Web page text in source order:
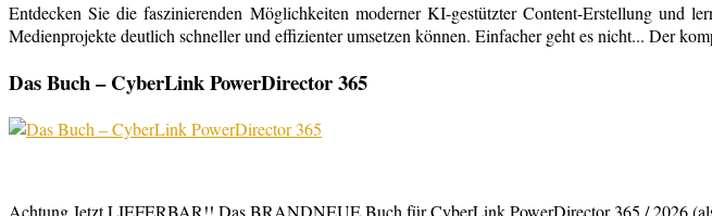
Entdecken Sie die faszinierenden Möglichkeiten moderner KI-gestützter Content-Erstellung
Medienprojekte deutlich schneller und effizienter umsetzen können. Einfacher geht es nicht... Der
Das Buch – CyberLink PowerDirector 365
Achtung Jetzt LIEFERBAR!! Das BRANDNEUE Buch für CyberLink PowerDirector 365 / 2026